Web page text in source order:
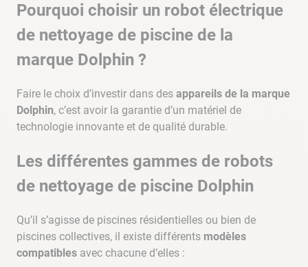
Pourquoi choisir un robot électrique
de nettoyage de piscine de la
marque Dolphin ?
Faire le choix d’investir dans des appareils de la marque
Dolphin, c’est avoir la garantie d’un matériel de
technologie innovante et de qualité durable.
Les différentes gammes de robots
de nettoyage de piscine Dolphin
Qu’il s’agisse de piscines résidentielles ou bien de
piscines collectives, il existe différents modèles
compatibles avec chacune d’elles :